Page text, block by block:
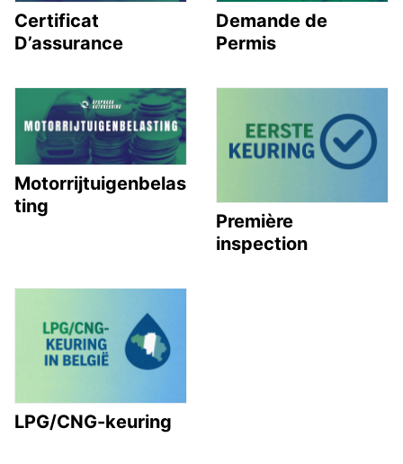
Certificat
D’assurance
Demande de
Permis
Motorrijtuigenbelas
ting
Première
inspection
LPG/CNG-keuring